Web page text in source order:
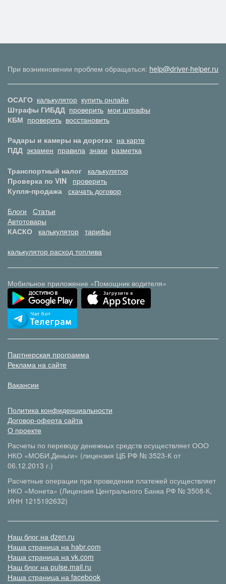
При возникновении проблем обращаться: help@driver-helper.ru
ОСАГО калькулятор купить онлайн
Штрафы ГИБДД проверить мои штрафы
КБМ проверить восстановить
Радары и камеры на дорогах на карте
ПДД экзамен правила знаки разметка
Транспортный налог
калькулятор
Проверка по VIN
проверить
Купля-продажа скачать договор
Блоги
Статьи
Автотовары
КАСКО
калькулятор тарифы
калькулятор расход топлива
Мобильное приложение «Помощник водителя»
Партнерская программа
Реклама на сайте
Вакансии
Политика конфиденциальности
Договор-оферта сайта
О проекте
Расчеты по переводу денежных средств осуществляет ООО
НКО «МОБИ.Деньги» (лицензия ЦБ РФ № 3523-К от
06.12.2013 г.)
Расчетные операции при проведении платежей осуществляет
НКО «Монета» (Лицензия Центрального Банка РФ № 3508-К,
ИНН 1215192632)
Наш блог на dzen.ru
Наша страница на habr.com
Наша страница на vk.com
Наш блог на pulse.mail.ru
Наша страница на facebook